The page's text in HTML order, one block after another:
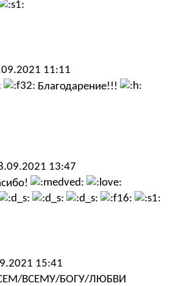
11:11
Благодарение!!!
13:47
15:41
ВСЕМУ/БОГУ/ЛЮБВИ